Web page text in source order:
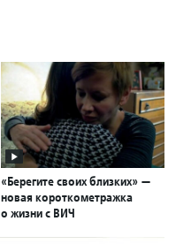
«Берегите своих близких» —
новая короткометражка
о жизни с ВИЧ